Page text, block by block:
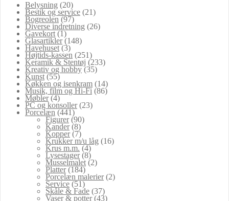
Belysning (20)
Bestik og service (21)
Bogreolen (97)
Diverse indretning (26)
Gavekort (1)
Glasartikler (148)
Havehuset (3)
Højtids-kassen (251)
Keramik & Stentøj (233)
Kreativ og hobby (35)
Kunst (55)
Køkken og isenkram (14)
Musik, film og Hi-Fi (86)
Møbler (4)
PC og konsoller (23)
Porcelæn (441)
Figurer (90)
Kander (8)
Kopper (7)
Krukker m/u låg (16)
Krus m.m. (4)
Lysestager (8)
Musselmalet (2)
Platter (184)
Porcelæn malerier (2)
Service (51)
Skåle & Fade (37)
Vaser & potter (43)